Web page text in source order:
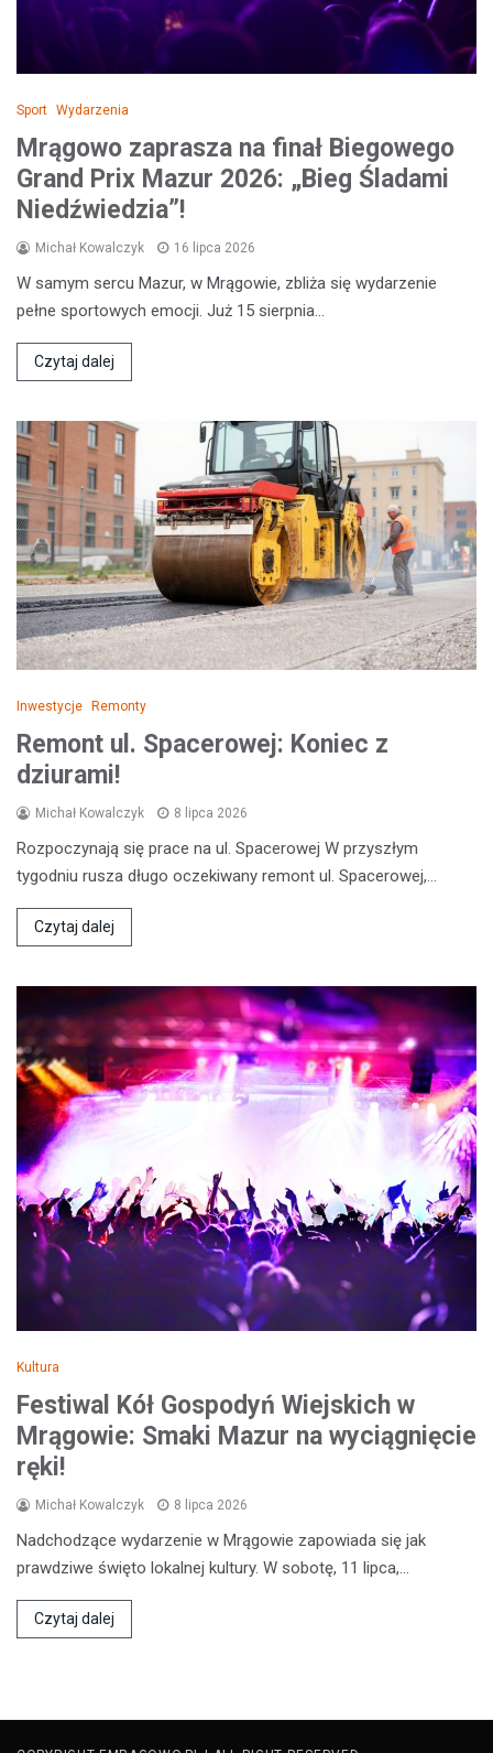
Sport Wydarzenia
Mrągowo zaprasza na finał Biegowego
Grand Prix Mazur 2026: „Bieg Śladami
Niedźwiedzia”!
Michał Kowalczyk 16 lipca 2026
W samym sercu Mazur, w Mrągowie, zbliża się wydarzenie
pełne sportowych emocji. Już 15 sierpnia…
Czytaj dalej
Inwestycje Remonty
Remont ul. Spacerowej: Koniec z
dziurami!
Michał Kowalczyk 8 lipca 2026
Rozpoczynają się prace na ul. Spacerowej W przyszłym
tygodniu rusza długo oczekiwany remont ul. Spacerowej,…
Czytaj dalej
Kultura
Festiwal Kół Gospodyń Wiejskich w
Mrągowie: Smaki Mazur na wyciągnięcie
ręki!
Michał Kowalczyk 8 lipca 2026
Nadchodzące wydarzenie w Mrągowie zapowiada się jak
prawdziwe święto lokalnej kultury. W sobotę, 11 lipca,…
Czytaj dalej